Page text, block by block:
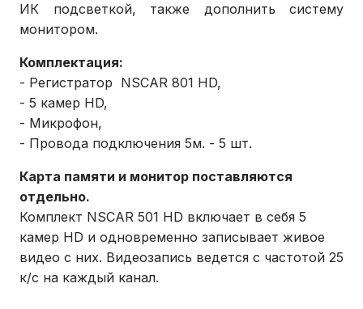
ИК подсветкой, также дополнить систему
монитором.
Комплектация:
- Регистратор NSCAR 801 HD,
- 5 камер HD,
- Микрофон,
- Провода подключения 5м. - 5 шт.
Карта памяти и монитор поставляются
отдельно.
Комплект NSCAR 501 HD включает в себя 5
камер HD и одновременно записывает живое
видео с них. Видеозапись ведется с частотой 25
к/c на каждый канал.